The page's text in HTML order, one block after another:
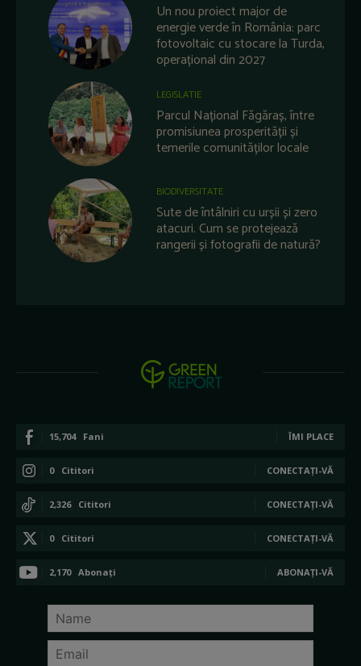
Un nou proiect major de
energie verde în România: parc
fotovoltaic cu stocare la Turda,
operațional din 2027
LEGISLATIE
Parcul Național Făgăraș, între
promisiunea prosperității și
temerile comunităților locale
BIODIVERSITATE
Sute de întâlniri cu urșii și zero
atacuri. Cum se protejează
rangerii și fotografii de natură?
15,704 Fani ÎMI PLACE
0 Cititori CONECTAȚI-VĂ
2,326 Cititori CONECTAȚI-VĂ
0 Cititori CONECTAȚI-VĂ
2,170 Abonați ABONAȚI-VĂ